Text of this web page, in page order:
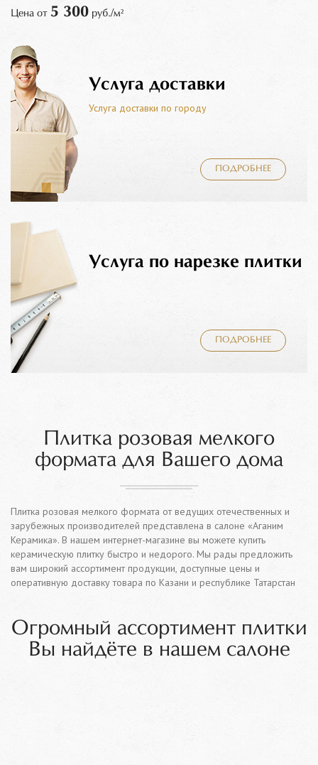
Цена от 5 300 руб./м²
Услуга доставки
Услуга доставки по городу
ПОДРОБНЕЕ
Услуга по нарезке плитки
ПОДРОБНЕЕ
Плитка розовая мелкого
формата для Вашего дома
Плитка розовая мелкого формата от ведущих отечественных и
зарубежных производителей представлена в салоне «Аганим
Керамика». В нашем интернет-магазине вы можете купить
керамическую плитку быстро и недорого. Мы рады предложить
вам широкий ассортимент продукции, доступные цены и
оперативную доставку товара по Казани и республике Татарстан
Огромный ассортимент плитки
Вы найдёте в нашем салоне